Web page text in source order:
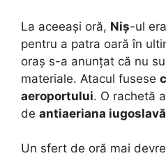
La aceeași oră, Niș-ul
pentru a patra oară în
oraș s-a anunțat că nu
materiale. Atacul fusese
aeroportului. O rachetă
de antiaeriana iugoslavă
Un sfert de oră mai